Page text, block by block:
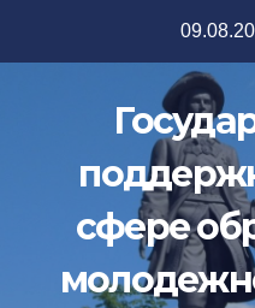
сфере